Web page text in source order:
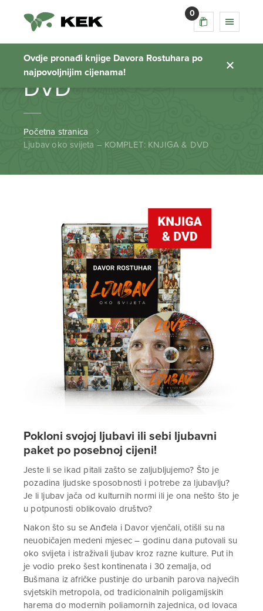
0
Ovdje pronađi knjige Davora Rostuhara po
najpovoljnijim cijenama!
Ljubav oko svijeta –
KOMPLET: KNJIGA &
DVD
Početna stranica
Ljubav oko svijeta – KOMPLET: KNJIGA & DVD
Pokloni svojoj ljubavi ili sebi ljubavni
paket po posebnoj cijeni!
Jeste li se ikad pitali zašto se zaljubljujemo? Što je
pozadina ljudske sposobnosti i potrebe za ljubavlju?
Je li ljubav jača od kulturnih normi ili je ona nešto što je
u potpunosti oblikovalo društvo?
Nakon što su se Anđela i Davor vjenčali, otišli su na
neuobičajen medeni mjesec – godinu dana putovali su
oko svijeta i istraživali ljubav kroz razne kulture. Put ih
je vodio preko šest kontinenata i 30 zemalja, od
Bušmana iz afričke pustinje do urbanih parova najvećih
svjetskih metropola, od tradicionalnih poligamijskih
harema do modernih poliamornih zajednica, od lovaca